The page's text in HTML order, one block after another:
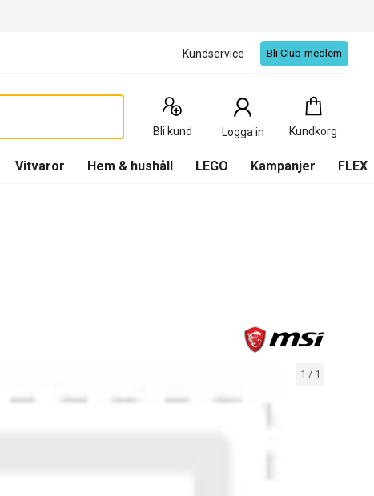
Kundservice Bli Club-medlem
Bli kund Logga in Kundkorg
Kundkorg
0
Produkter
Vitvaror Hem & hushåll LEGO Kampanjer FLEX
1 / 1